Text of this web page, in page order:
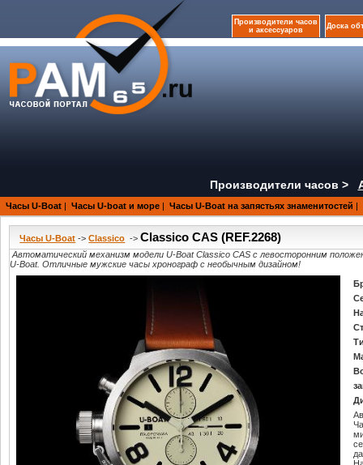
Производители часов
и аксессуаров
Доска
Производители часов >
Часы U-Boat | Часы U-boat и море | Часы U-Boat на запястьях знаменитостей |
Часы U-Boat ->Classico ->Classico CAS (REF.2268)
Автоматический механизм модели U-Boat Classico CAS с левосторонним
U-Boat. Отличные мужские часы хронограф с необычным дизайном!